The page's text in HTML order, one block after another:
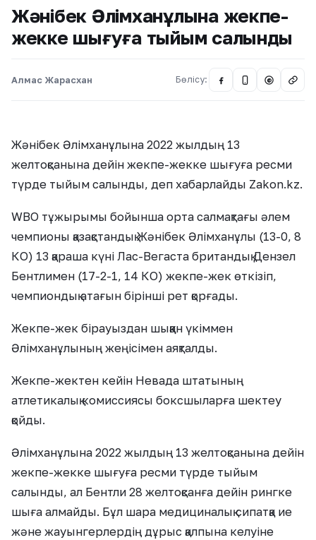
Жәнібек Әлімханұлына жекпе-
жекке шығуға тыйым салынды
Алмас Жарасхан Бөлісу: @
Жәнібек Әлімханұлына 2022 жылдың 13
желтоқсанына дейін жекпе-жекке шығуға ресми
түрде тыйым салынды, деп хабарлайды Zakon.kz.
WBO тұжырымы бойынша орта салмақтағы әлем
чемпионы қазақстандық Жәнібек Әлімханұлы (13-0, 8
КО) 13 қараша күні Лас-Вегаста британдық Дензел
Бентлимен (17-2-1, 14 КО) жекпе-жек өткізіп,
чемпиондық атағын бірінші рет қорғады.
Жекпе-жек бірауыздан шыққан үкіммен
Әлімханұлының жеңісімен аяқталды.
Жекпе-жектен кейін Невада штатының
атлетикалық комиссиясы боксшыларға шектеу
қойды.
Әлімханұлына 2022 жылдың 13 желтоқсанына дейін
жекпе-жекке шығуға ресми түрде тыйым
салынды, ал Бентли 28 желтоқсанға дейін рингке
шыға алмайды. Бұл шара медициналық сипатқа ие
және жауынгерлердің дұрыс қалпына келуіне